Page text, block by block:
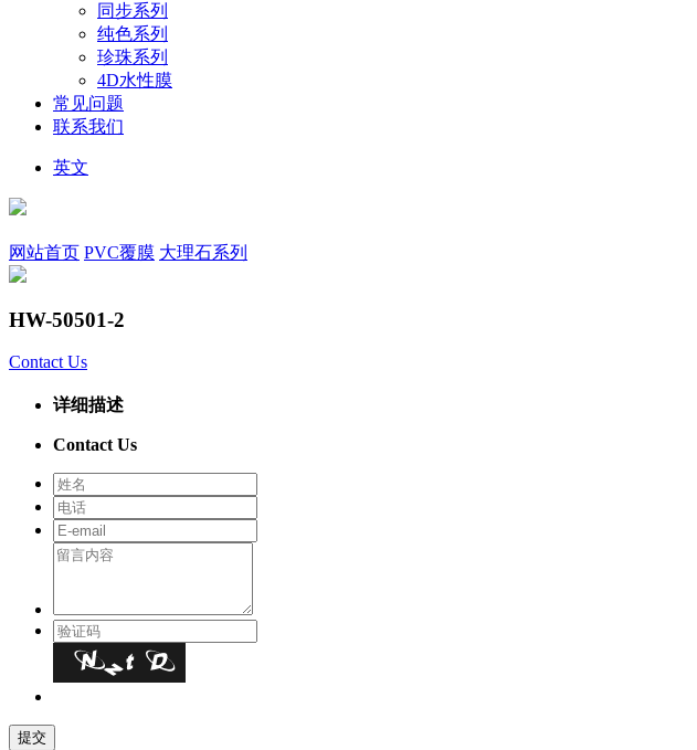
同步系列
纯色系列
珍珠系列
4D水性膜
常见问题
联系我们
英文
网站首页 PVC覆膜 大理石系列
HW-50501-2
Contact Us
详细描述
Contact Us